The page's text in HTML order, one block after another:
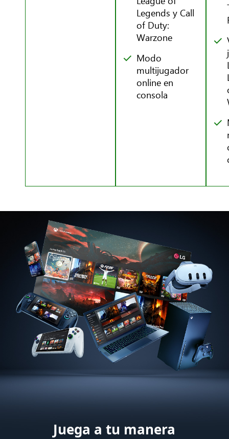
Legends y Call
of Duty:
Warzone
Modo
multijugador
online en
consola
Juega a tu manera